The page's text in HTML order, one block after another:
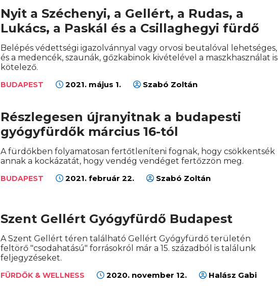
Nyit a Széchenyi, a Gellért, a Rudas, a
Lukács, a Paskál és a Csillaghegyi fürdő
Belépés védettségi igazolvánnyal vagy orvosi beutalóval lehetséges,
és a medencék, szaunák, gőzkabinok kivételével a maszkhasználat is
kötelező.
BUDAPEST 2021. május 1. Szabó Zoltán
Részlegesen újranyitnak a budapesti
gyógyfürdők március 16-tól
A fürdőkben folyamatosan fertőtleníteni fognak, hogy csökkentsék
annak a kockázatát, hogy vendég vendéget fertőzzön meg.
BUDAPEST 2021. február 22. Szabó Zoltán
Szent Gellért Gyógyfürdő Budapest
A Szent Gellért téren található Gellért Gyógyfürdő területén
feltörő "csodahatású" forrásokról már a 15. századból is találunk
feljegyzéseket.
FÜRDŐK & WELLNESS 2020. november 12. Halász Gabi